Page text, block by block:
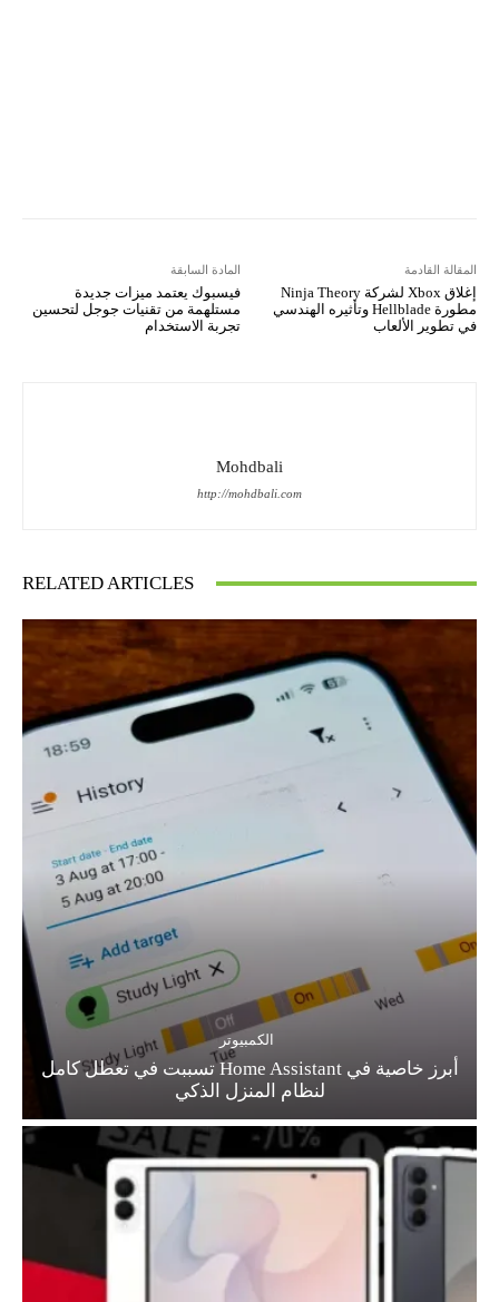
المادة السابقة
فيسبوك يعتمد ميزات جديدة
مستلهمة من تقنيات جوجل لتحسين
تجربة الاستخدام
المقالة القادمة
إغلاق Xbox لشركة Ninja Theory
مطورة Hellblade وتأثيره الهندسي
في تطوير الألعاب
Mohdbali
http://mohdbali.com
RELATED ARTICLES
الكمبيوتر
أبرز خاصية في Home Assistant تسببت في تعطل كامل
لنظام المنزل الذكي